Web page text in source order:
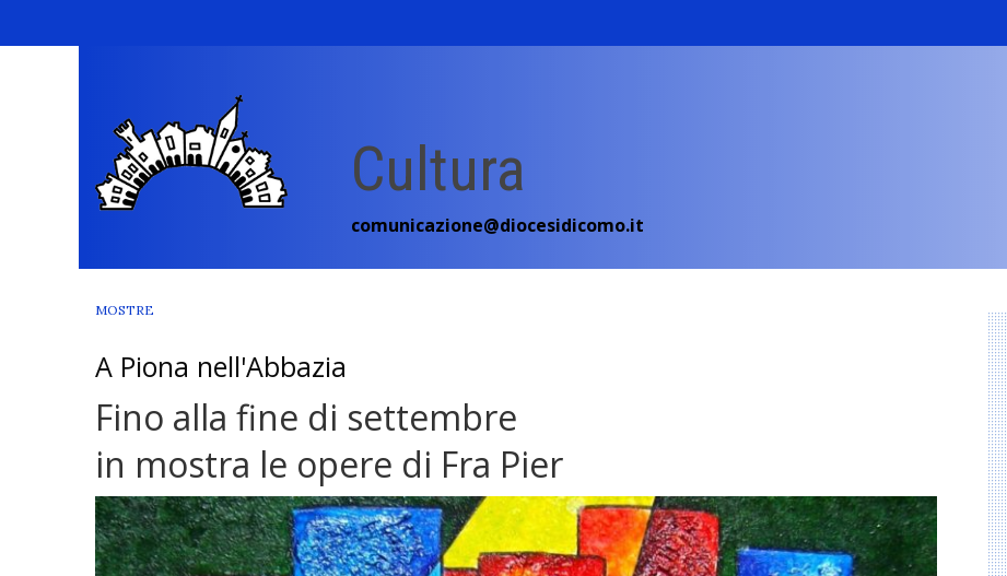
Cultura
comunicazione@diocesidicomo.it
MOSTRE
A Piona nell'Abbazia
Fino alla fine di settembre
in mostra le opere di Fra Pier